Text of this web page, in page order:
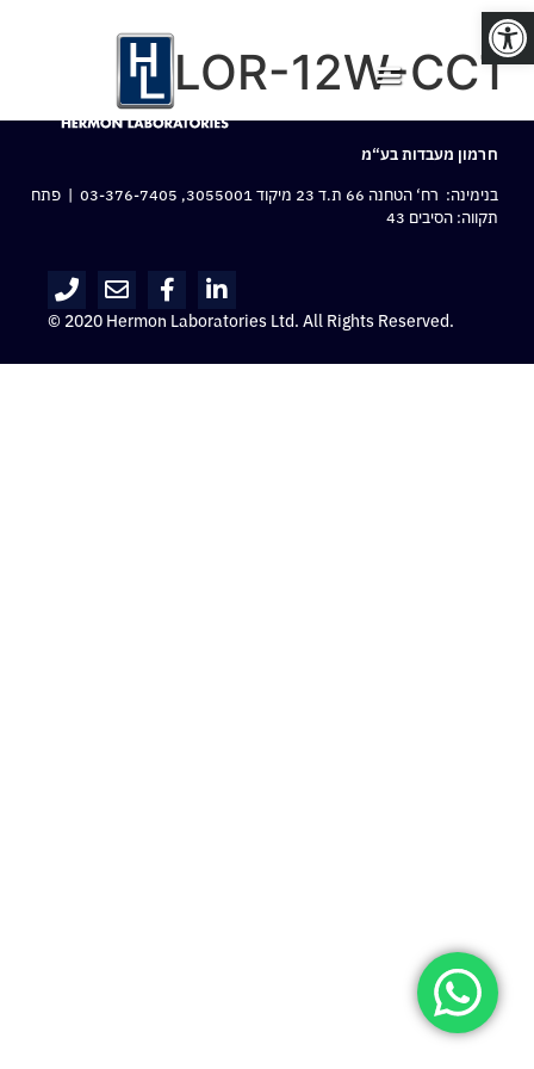
פתח סרגל נגישות
LOR-12W-CCT
חרמון מעבדות בע“מ
בנימינה: רח‘ הטחנה 66 ת.ד 23 מיקוד 3055001,
03-376-7405 | פתח
תקווה: הסיבים 43
© 2020 Hermon Laboratories Ltd. All Rights Reserved.